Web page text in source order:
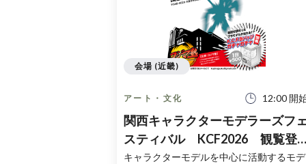
アート・文化 12:00 開
関西キャラクターモデラーズフ
スティバル KCF2026 観覧登
録チケット（無料）
キャラクターモデルを中心に活動するモデ
会場 (近畿)